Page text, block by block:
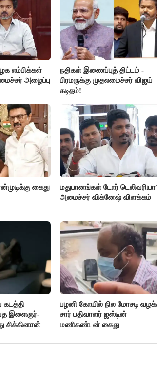
எம்பிக்கள்
அழைப்பு
நதிகள் இணைப்புத் திட்டம் -
பிரமருக்கு முதலமைச்சர் விஜய்
கடிதம்!
கைது
மதுபானங்கள் டோர்
அமைச்சர் விக்னேஷ் விளக்கம்
இளைஞர்-
சிக்கினான்
பழனி கோயில் நில மோசடி
சார் பதிவாளர் ஜஸ்டின்
மணிகண்டன் கைது